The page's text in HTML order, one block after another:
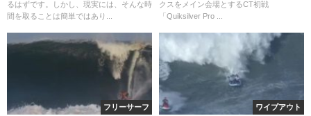
るはずです。しかし、現実には、そんな時
間を取ることは簡単ではあり...
クスをメイン会場とするCT初戦
「Quiksilver Pro ...
フリーサーフ ワイプアウト